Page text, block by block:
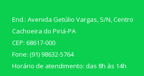
End.: Avenida Getúlio Vargas, S/N, Centro
Cachoeira do Piriá-PA
CEP: 68617-000
Fone: (91) 98632-5764
Horário de atendimento: das 8h às 14h